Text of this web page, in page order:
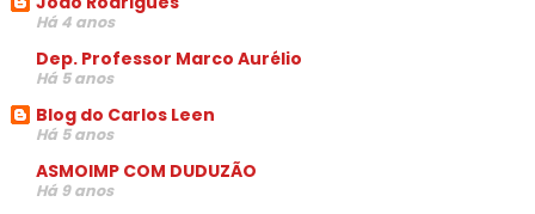
Há 4 anos
Dep. Professor Marco Aurélio
Há 5 anos
Blog do Carlos Leen
Há 5 anos
ASMOIMP COM DUDUZÃO
Há 9 anos